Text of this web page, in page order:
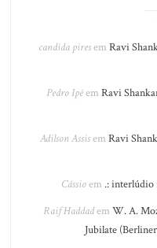
candida piresem Ravi
Pedro Ipêem Ravi
Adilson Assisem Ravi
Cássioem .: interlúdio
Raif Haddadem W. A.
Jubilate